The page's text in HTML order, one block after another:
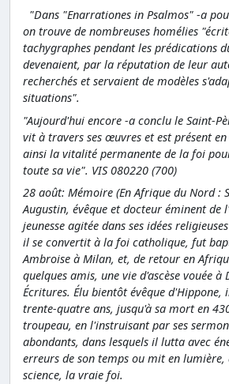
"Dans "Enarrationes in Psalmos" -a
on trouve de nombreuses homélies
tachygraphes pendant les prédications
devenaient, par la réputation de leur
recherchés et servaient de modèles
situations".
"Aujourd'hui encore -a conclu le Saint-
vit à travers ses œuvres et est présent
ainsi la vitalité permanente de la foi
toute sa vie". VIS 080220 (700)
28 août: Mémoire (En Afrique du Nord :
Augustin, évêque et docteur éminent de
jeunesse agitée dans ses idées
il se convertit à la foi catholique, fut
Ambroise à Milan, et, de retour en
quelques amis, une vie d'ascèse vouée à
Écritures. Élu bientôt évêque d'Hippone,
trente-quatre ans, jusqu'à sa mort en
troupeau, en l'instruisant par ses
abondants, dans lesquels il lutta avec
erreurs de son temps ou mit en lumière,
science, la vraie foi.